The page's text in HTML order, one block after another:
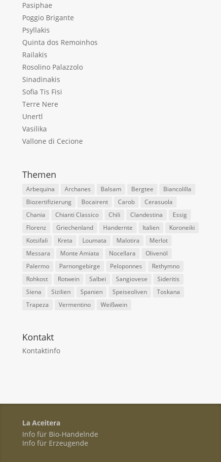
Pasiphae
Poggio Brigante
Psyllakis
Quinta dos Remoinhos
Railakis
Rosolino Palazzolo
Sinadinakis
Sofia Tis Fisi
Terre Nere
Unertl
Vasilika
Vallone di Cecione
Themen
Arbequina Archanes Balsam Bergtee
Biancolilla
Biozertifizierung
Bocairent Carob
Cerasuola
Chania
Chianti Classico Chili Clandestina
Essig
Florenz
Griechenland Handernte Italien
Koroneiki
Kotsifali
Kreta Loumata Malotira
Merlot
Messara
Monte Amiata Nocellara
Olivenöl
Palermo
Parnongebirge Peloponnes
Rethymno
Rohkost
Rotwein Salbei Sangiovese
Sideritis
Siena
Sizilien Spanien Speiseoliven
Toskana
Trapeza
Vermentino Weißwein
Kontakt
Kontaktinfo
La Aceitera
Info für Bio-Handelnde
Info für Erzeugende